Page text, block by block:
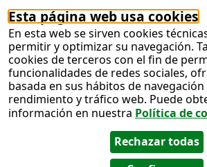
Esta página web usa cookies
En esta web se sirven cookies
permitir y optimizar su navegación.
cookies de terceros con el fin de
funcionalidades de redes sociales,
basada en sus hábitos de
rendimiento y tráfico web. Puede
información en nuestra Política de